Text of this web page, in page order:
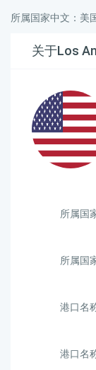
所属国家中文：美
关于Los
所属国
所属国
港口名
港口名